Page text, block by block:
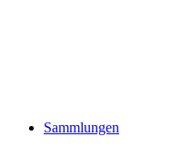
Sammlungen